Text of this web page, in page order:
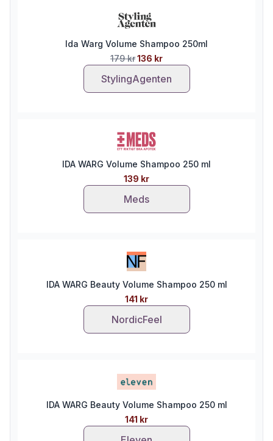
Ida Warg Volume Shampoo 250ml
179 kr136 kr
StylingAgenten
IDA WARG Volume Shampoo 250 ml
139 kr
Meds
IDA WARG Beauty Volume Shampoo 250 ml
141 kr
NordicFeel
IDA WARG Beauty Volume Shampoo 250 ml
141 kr